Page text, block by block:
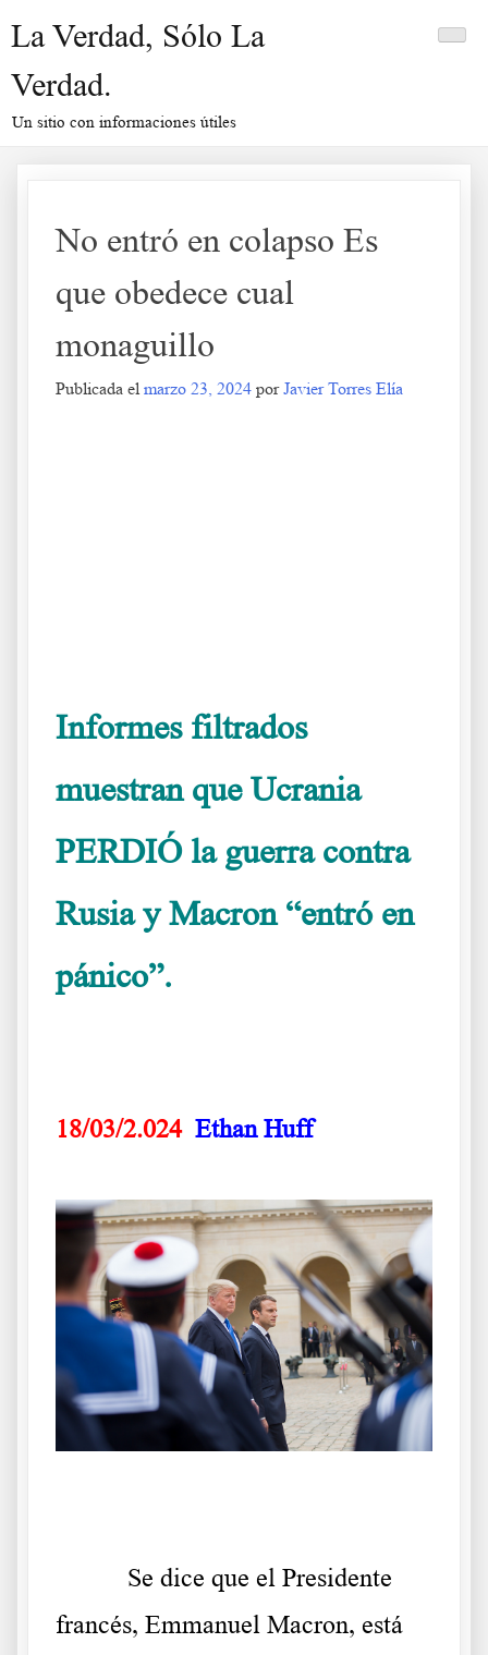
La Verdad, Sólo La
Verdad.
Un sitio con informaciones útiles
No entró en colapso Es
que obedece cual
monaguillo
Publicada el marzo 23, 2024 porJavier Torres Elía
Informes filtrados
muestran que Ucrania
PERDIÓ la guerra contra
Rusia y Macron “entró en
pánico”.
18/03/2.024 Ethan Huff
Se dice que el Presidente
francés, Emmanuel Macron, está